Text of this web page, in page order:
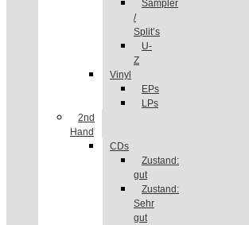
Sampler
/
Split’s
U-
Z
Vinyl
EPs
LPs
2nd
Hand
CDs
Zustand:
gut
Zustand:
Sehr
gut